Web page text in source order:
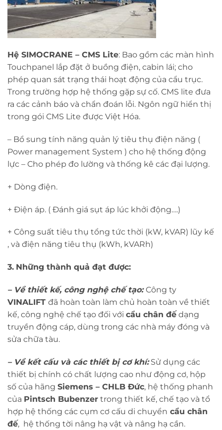
Hệ SIMOCRANE – CMS Lite: Bao gồm các màn hình
Touchpanel lắp đặt ở buồng điện, cabin lái; cho
phép quan sát trạng thái hoạt động của cẩu trục.
Trong trường hợp hệ thống gặp sự cố. CMS lite đưa
ra các cảnh báo và chẩn đoán lỗi. Ngôn ngữ hiển thị
trong gói CMS Lite được Việt Hóa.
– Bổ sung tính năng quản lý tiêu thụ điện năng (
Power management System ) cho hệ thống động
lực – Cho phép đo lường và thống kê các đại lượng.
+ Dòng điện.
+ Điện áp. ( Đánh giá sụt áp lúc khởi động….)
+ Công suất tiêu thụ tổng tức thời (kW, kVAR) lũy kế
, và điện năng tiêu thụ (kWh, kVARh)
3. Những thành quả đạt được:
– Về thiết kế, công nghệ chế tạo: Công ty
VINALIFT đã hoàn toàn làm chủ hoàn toàn về thiết
kế, công nghệ chế tạo đối với cẩu chân đế dạng
truyền động cáp, dùng trong các nhà máy đóng và
sửa chữa tàu.
– Về kết cấu và các thiết bị cơ khí:Sử dụng các
thiết bị chính có chất lượng cao như động cơ, hộp
số của hãng Siemens – CHLB Đức, hệ thống phanh
của Pintsch Bubenzer trong thiết kế, chế tạo và tổ
hợp hệ thống các cụm cơ cấu di chuyển cẩu chân
đế, hệ thống tời nâng hạ vật và nâng hạ cần.